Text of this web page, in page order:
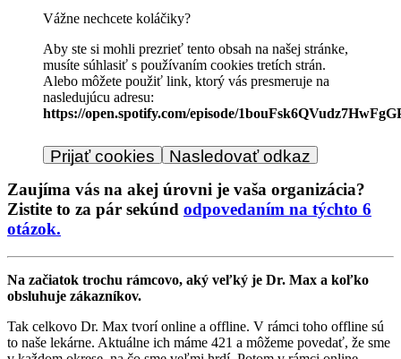
Vážne nechcete koláčiky?
Aby ste si mohli prezrieť tento obsah na našej stránke,
musíte súhlasiť s používaním cookies tretích strán.
Alebo môžete použiť link, ktorý vás presmeruje na
nasledujúcu adresu:
https://open.spotify.com/episode/
Prijať cookies
Nasledovať odkaz
Zaujíma vás na akej úrovni je vaša organizácia?
Zistite to za pár sekúnd odpovedaním na týchto 6
otázok.
Na začiatok trochu rámcovo, aký veľký je Dr. Max a koľko
obsluhuje zákazníkov.
Tak celkovo Dr. Max tvorí online a offline. V rámci toho offline sú
to naše lekárne. Aktuálne ich máme 421 a môžeme povedať, že sme